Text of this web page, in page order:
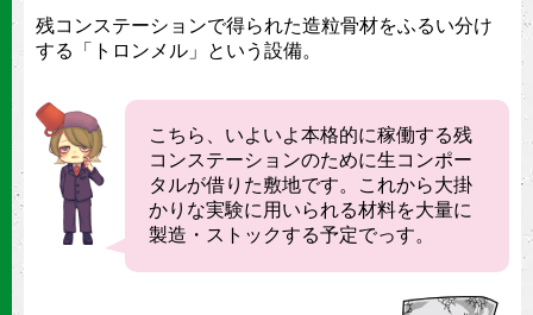
残コンステーションで得られた造粒骨材をふるい分け
する「トロンメル」という設備。
こちら、いよいよ本格的に稼働する残
コンステーションのために生コンポー
タルが借りた敷地です。これから大掛
かりな実験に用いられる材料を大量に
製造・ストックする予定でっす。